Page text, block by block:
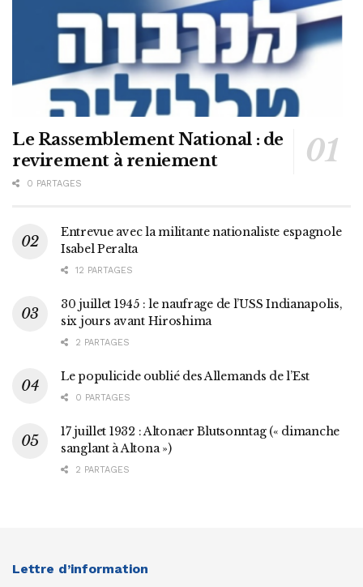
Le Rassemblement National : de
revirement à reniement
0 PARTAGES
Entrevue avec la militante nationaliste espagnole
Isabel Peralta
12 PARTAGES
30 juillet 1945 : le naufrage de l’USS Indianapolis,
six jours avant Hiroshima
2 PARTAGES
Le populicide oublié des Allemands de l’Est
0 PARTAGES
17 juillet 1932 : Altonaer Blutsonntag (« dimanche
sanglant à Altona »)
2 PARTAGES
Lettre d’information